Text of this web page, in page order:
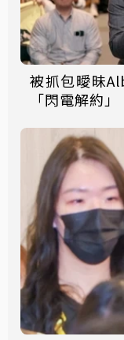
被抓包曖昧
「閃電解約」